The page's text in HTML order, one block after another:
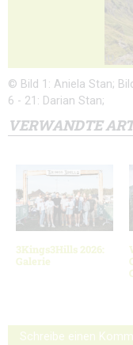
© Bild 1: Aniela Stan;
6 - 21: Darian Stan;
VERWANDTE
3Kings3Hills 2026:
Galerie
Schreibe einen